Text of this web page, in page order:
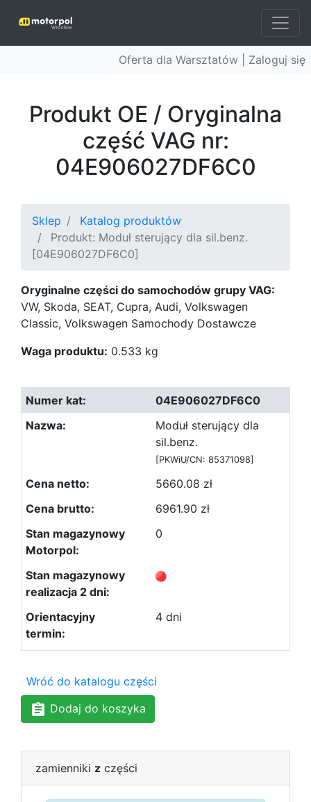
Oferta dla Warsztatów | Zaloguj się
Produkt OE / Oryginalna
część VAG nr:
04E906027DF6C0
Sklep
Katalog produktów
Produkt: Moduł sterujący dla sil.benz.
[04E906027DF6C0]
Oryginalne części do samochodów grupy VAG:
VW, Skoda, SEAT, Cupra, Audi, Volkswagen
Classic, Volkswagen Samochody Dostawcze
Waga produktu: 0.533 kg
04E906027DF6C0
Moduł sterujący dla
sil.benz.
[PKWiU/CN: 85371098]
5660.08 zł
6961.90 zł
0
4 dni
Wróć do katalogu części
Dodaj do koszyka
zamienniki z części